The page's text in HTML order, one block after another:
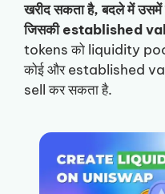
खरीद सकता है, बदले में
जिसकी established
tokens को liquidity
कोई और established
sell कर सकता है.